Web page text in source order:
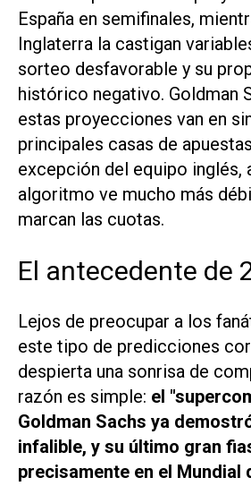
España en semifinales,
Inglaterra la castigan
sorteo desfavorable y su
histórico negativo. Goldman
estas proyecciones van en
principales casas de
excepción del equipo inglés,
algoritmo ve mucho más
marcan las cuotas.
El antecedente de
Lejos de preocupar a los
este tipo de predicciones
despierta una sonrisa de
razón es simple: el
Goldman Sachs ya
infalible, y su último gran
precisamente en el Mundial